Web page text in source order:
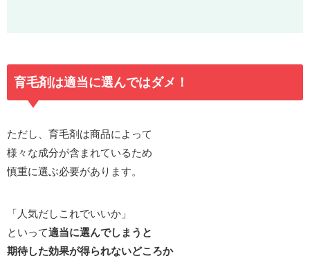
育毛剤は適当に選んではダメ！
ただし、育毛剤は商品によって
様々な成分が含まれているため
慎重に選ぶ必要があります。
「人気だしこれでいいか」
といって適当に選んでしまうと
期待した効果が得られないどころか